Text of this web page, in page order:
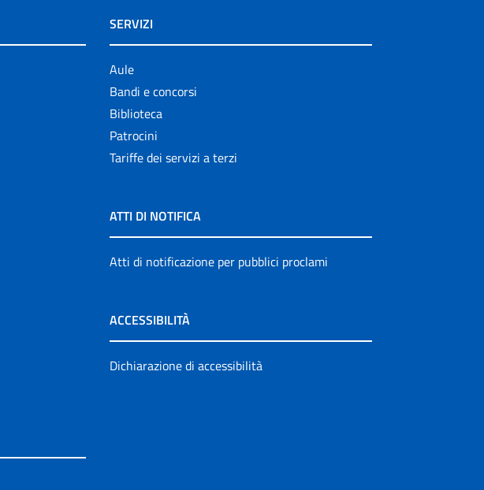
SERVIZI
Aule
Bandi e concorsi
Biblioteca
Patrocini
Tariffe dei servizi a terzi
ATTI DI NOTIFICA
Atti di notificazione per pubblici proclami
ACCESSIBILITÀ
Dichiarazione di accessibilità